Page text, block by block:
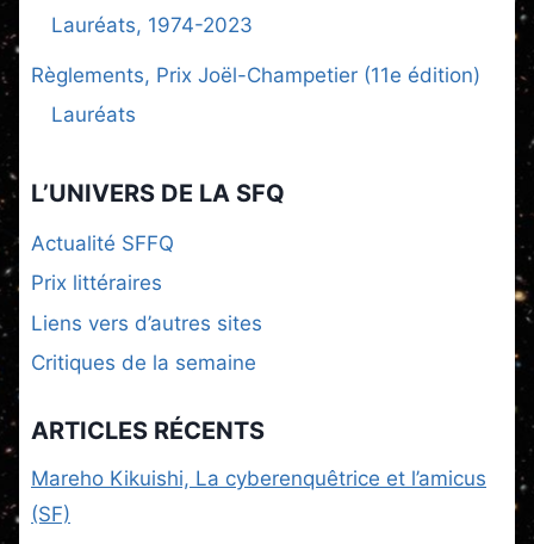
Lauréats, 1974-2023
Règlements, Prix Joël-Champetier (11e édition)
Lauréats
L’UNIVERS DE LA SFQ
Actualité SFFQ
Prix littéraires
Liens vers d’autres sites
Critiques de la semaine
ARTICLES RÉCENTS
Mareho Kikuishi, La cyberenquêtrice et l’amicus
(SF)